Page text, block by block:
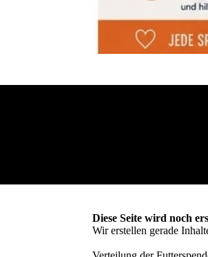
Diese Seite wird noch
Wir erstellen gerade